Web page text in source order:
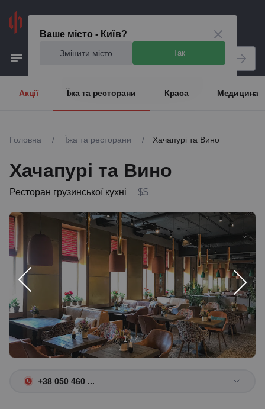
Ваше місто - Київ?
Змінити місто Так
Акції Їжа та ресторани Краса Медицина
Головна / Їжа та ресторани / Хачапурі та Вино
Хачапурі та Вино
Ресторан грузинської кухні $$
1 / 4
+38 050 460 ...